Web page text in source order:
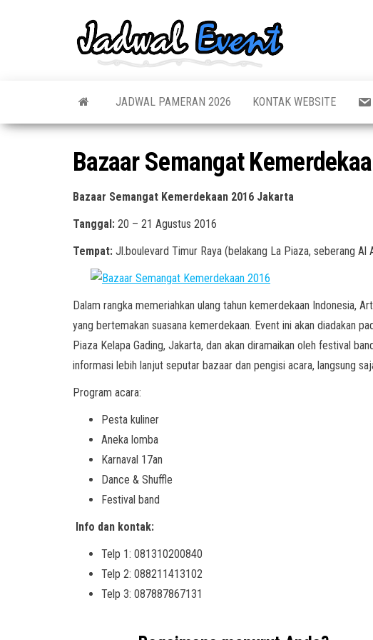
Pameran,
Acara &
Terbaru
Seminar,
Bazaar,
Lomba dll.
JADWAL PAMERAN 2026 KONTAK WEBSITE
Bazaar Semangat
Bazaar Semangat Kemerdekaan 2016 Jakarta
Tanggal: 20 – 21 Agustus 2016
Tempat: Jl.boulevard Timur Raya (belakang La Piaza, seberang Al
Dalam rangka memeriahkan ulang tahun kemerdekaan Indonesia,
yang bertemakan suasana kemerdekaan. Event ini akan diadakan
Piaza Kelapa Gading, Jakarta, dan akan diramaikan oleh festival
informasi lebih lanjut seputar bazaar dan pengisi acara, langsung
Program acara:
Pesta kuliner
Aneka lomba
Karnaval 17an
Dance & Shuffle
Festival band
Info dan kontak:
Telp 1: 081310200840
Telp 2: 088211413102
Telp 3: 087887867131